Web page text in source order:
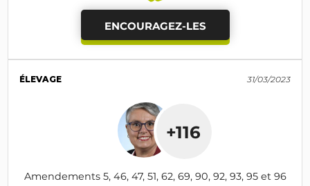
ENCOURAGEZ-LES
ÉLEVAGE 31/03/2023
+116
Amendements 5, 46, 47, 51, 62, 69, 90, 92, 93, 95 et 96